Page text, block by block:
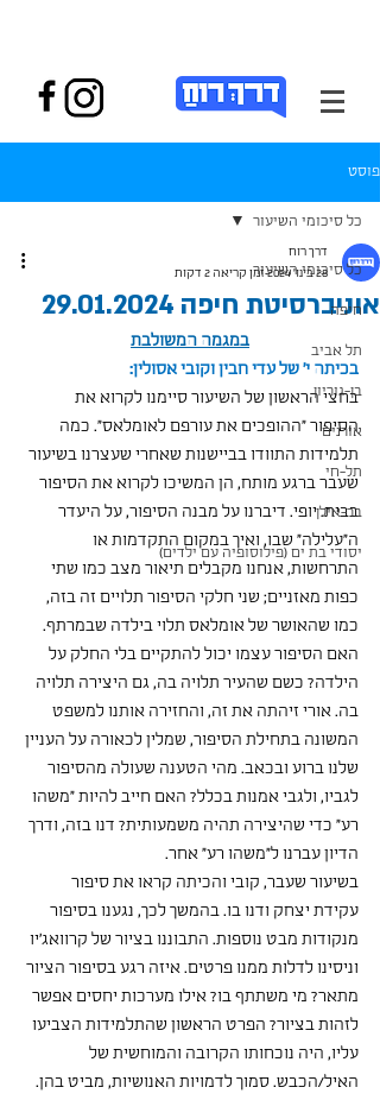
פוסט
כל סיכומי השיעור
חיפה
תל אביב
בן-גוריון
אורנים
תל-חי
בר-אילן
יסודי בת ים (פילוסופיה עם ילדים)
כל סיכומי השיעור
אוניברסיטת חיפה 29.01.2024
דרך רוח
28 בינו׳ 2024
זמן קריאה 2 דקות
במגמה המשולבת
בכיתה י' של עדי חבין וקובי אסולין:
בחצי הראשון של השיעור סיימנו לקרוא את
הסיפור "ההופכים את עורפם לאומלאס". כמה
תלמידות התוודו בביישנות שאחרי שעצרנו בשיעור
שעבר ברגע מותח, הן המשיכו לקרוא את הסיפור
בבית. יופי. דיברנו על מבנה הסיפור, על היעדר
ה"עלילה" שבו, ואיך במקום התקדמות או
התרחשות, אנחנו מקבלים תיאור מצב כמו שתי
כפות מאזניים; שני חלקי הסיפור תלויים זה בזה,
כמו שהאושר של אומלאס תלוי בילדה שבמרתף.
האם הסיפור עצמו יכול להתקיים בלי החלק על
הילדה? כשם שהעיר תלויה בה, גם היצירה תלויה
בה. אורי זיהתה את זה, והחזירה אותנו למשפט
המשונה בתחילת הסיפור, שמלין לכאורה על העניין
שלנו ברוע ובכאב. מהי הטענה שעולה מהסיפור
לגביו, ולגבי אמנות בכלל? האם חייב להיות "משהו
רע" כדי שהיצירה תהיה משמעותית? דנו בזה, ודרך
הדיון עברנו ל"משהו רע" אחר.
בשיעור שעבר, קובי והכיתה קראו את סיפור
עקידת יצחק ודנו בו. בהמשך לכך, נגענו בסיפור
מנקודות מבט נוספות. התבוננו בציור של קרוואג'יו
וניסינו לדלות ממנו פרטים. איזה רגע בסיפור הציור
מתאר? מי משתתף בו? אילו מערכות יחסים אפשר
לזהות בציור? הפרט הראשון שהתלמידות הצביעו
עליו, היה נוכחותו הקרובה והמוחשית של
האיל/הכבש. סמוך לדמויות האנושיות, מביט בהן.